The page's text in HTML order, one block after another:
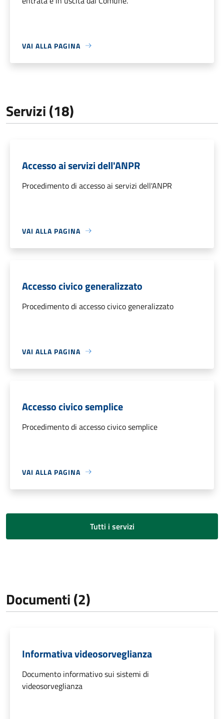
VAI ALLA PAGINA
Servizi (18)
Accesso ai servizi dell'ANPR
Procedimento di accesso ai servizi dell'ANPR
VAI ALLA PAGINA
Accesso civico generalizzato
Procedimento di accesso civico generalizzato
VAI ALLA PAGINA
Accesso civico semplice
Procedimento di accesso civico semplice
VAI ALLA PAGINA
Tutti i servizi
Documenti (2)
Informativa videosorveglianza
Documento informativo sui sistemi di
videosorveglianza